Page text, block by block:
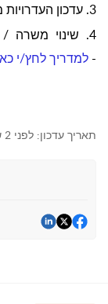
3. עדכון העדרויות מרוכז -
4. שינוי
- למדריך לחץ/י
תאריך עדכון: לפני 2 שנים